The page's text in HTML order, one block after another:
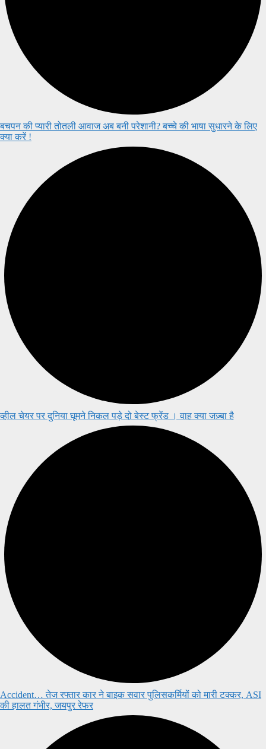
बचपन की प्यारी तोतली आवाज अब बनी परेशानी? बच्चे की भाषा सुधारने के लिए
क्या करें !
व्हील चेयर पर दुनिया घूमने निकल पड़े दो बेस्ट फ्रेंड । वाह क्या जज़्बा है
Accident… तेज रफ्तार कार ने बाइक सवार पुलिसकर्मियों को मारी टक्कर, ASI
की हालत गंभीर, जयपुर रेफर